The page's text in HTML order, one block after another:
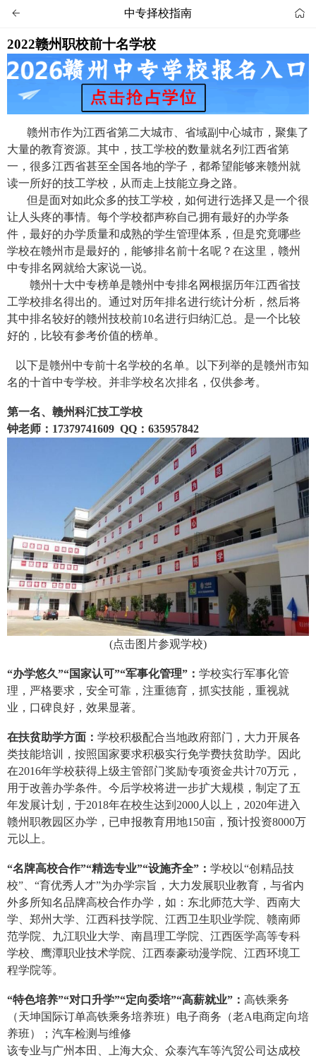
 中专择校指南 
2022赣州职校前十名学校
赣州市作为江西省第二大城市、省域副中心城市，聚集了
大量的教育资源。其中，技工学校的数量就名列江西省第
一，很多江西省甚至全国各地的学子，都希望能够来赣州就
读一所好的技工学校，从而走上技能立身之路。
但是面对如此众多的技工学校，如何进行选择又是一个很
让人头疼的事情。每个学校都声称自己拥有最好的办学条
件，最好的办学质量和成熟的学生管理体系，但是究竟哪些
学校在赣州市是最好的，能够排名前十名呢？在这里，赣州
中专排名网就给大家说一说。
赣州十大中专榜单是赣州中专排名网根据历年江西省技
工学校排名得出的。通过对历年排名进行统计分析，然后将
其中排名较好的赣州技校前10名进行归纳汇总。是一个比较
好的，比较有参考价值的榜单。
以下是赣州中专前十名学校的名单。以下列举的是赣州市知
名的十首中专学校。并非学校名次排名，仅供参考。
第一名、赣州科汇技工学校
钟老师：17379741609 QQ：635957842
(点击图片参观学校)
“办学悠久”“国家认可”“军事化管理”： 学校实行军事化管
理，严格要求，安全可靠，注重德育，抓实技能，重视就
业，口碑良好，效果显著。
在扶贫助学方面： 学校积极配合当地政府部门，大力开展各
类技能培训，按照国家要求积极实行免学费扶贫助学。因此
在2016年学校获得上级主管部门奖励专项资金共计70万元，
用于改善办学条件。今后学校将进一步扩大规模，制定了五
年发展计划，于2018年在校生达到2000人以上，2020年进入
赣州职教园区办学，已申报教育用地150亩，预计投资8000万
元以上。
“名牌高校合作”“精选专业”“设施齐全”： 学校以“创精品技
校”、“育优秀人才”为办学宗旨，大力发展职业教育，与省内
外多所知名品牌高校合作办学，如：东北师范大学、西南大
学、郑州大学、江西科技学院、江西卫生职业学院、赣南师
范学院、九江职业大学、南昌理工学院、江西医学高等专科
学校、鹰潭职业技术学院、江西泰豪动漫学院、江西环境工
程学院等。
“特色培养”“对口升学”“定向委培”“高薪就业”： 高铁乘务
（天坤国际订单高铁乘务培养班）电子商务（老A电商定向培
养班）；汽车检测与维修
该专业与广州本田、上海大众、众泰汽车等汽贸公司达成校